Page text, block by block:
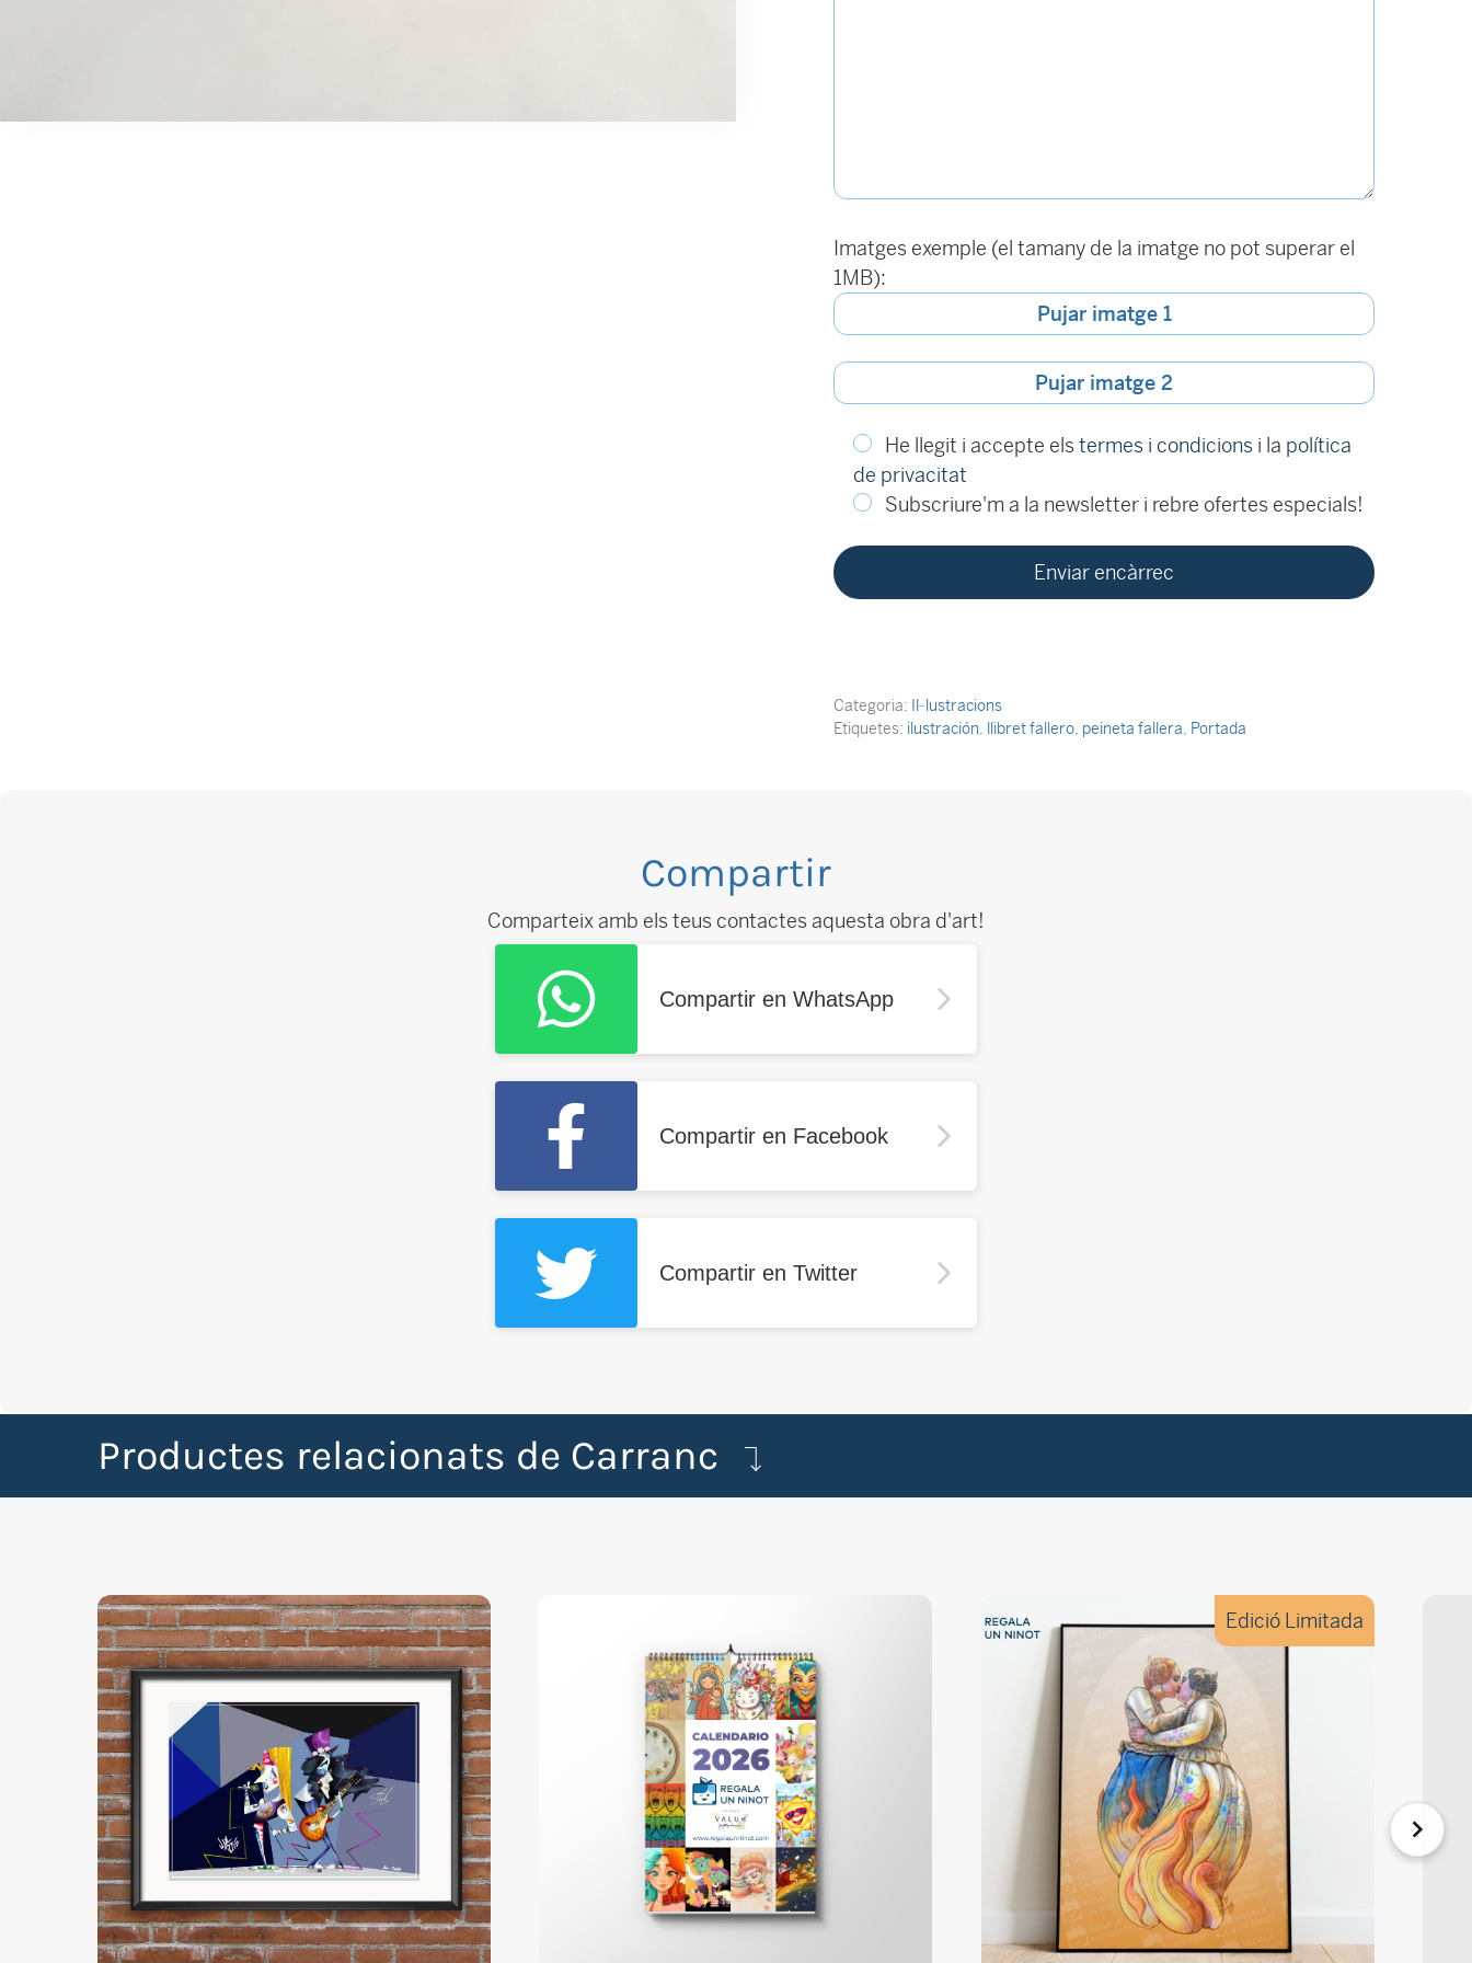
Imatges exemple (el tamany de la imatge no pot superar el
1MB):
Pujar imatge 1
Pujar imatge 2
He llegit i accepte elstermes i condicions i la política
de privacitat
Subscriure'm a la newsletter i rebre ofertes especials!
Categoria: Il·lustracions
Etiquetes: ilustración, llibret fallero, peineta fallera, Portada
Compartir
Comparteix amb els teus contactes aquesta obra d'art!
Compartir en WhatsApp
Compartir en Facebook
Compartir en Twitter
Productes relacionats de Carranc
Edició Limitada